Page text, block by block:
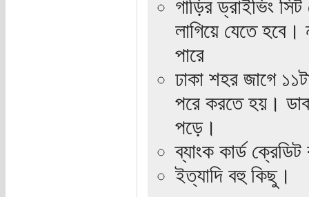
গাড়ির ড্রাইভিং
লাগিয়ে যেতে হবে।
পারে
ঢাকা শহর জাগে
পরে করতে হয়।
পড়ে।
ব্যাংক কার্ড
ইত্যাদি বহু কিছু।